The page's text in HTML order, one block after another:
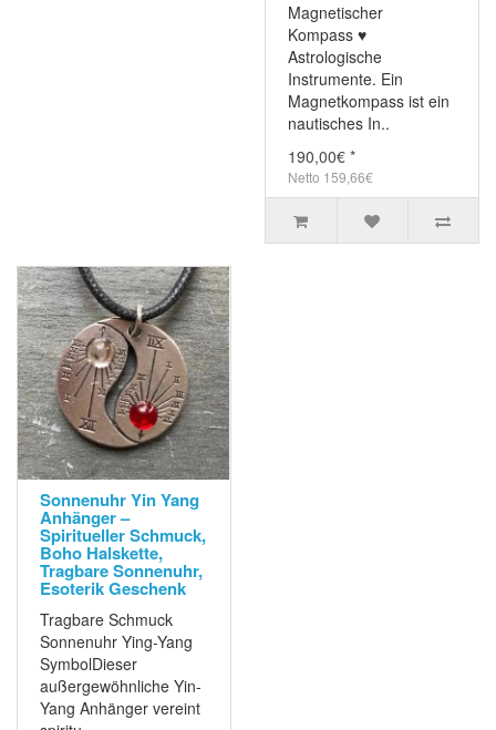
Magnetischer
Kompass ♥
Astrologische
Instrumente. Ein
Magnetkompass ist ein
nautisches In..
190,00€ *
Netto 159,66€
Sonnenuhr Yin Yang
Anhänger –
Spiritueller Schmuck,
Boho Halskette,
Tragbare Sonnenuhr,
Esoterik Geschenk
Tragbare Schmuck
Sonnenuhr Ying-Yang
SymbolDieser
außergewöhnliche Yin-
Yang Anhänger vereint